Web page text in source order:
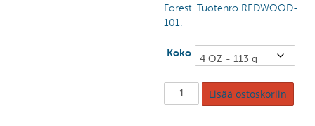
Forest. Tuotenro REDWOOD-
101.
Koko
Lisää ostoskoriin